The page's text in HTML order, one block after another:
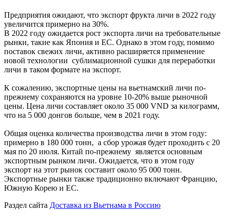
Предприятия ожидают, что экспорт фрукта личи в 2022 году
увеличится примерно на 30%.
В 2022 году ожидается рост экспорта личи на требовательные
рынки, такие как Япония и ЕС. Однако в этом году, помимо
поставок свежих личи, активно расширяется применение
новой технологии сублимационной сушки для переработки
личи в таком формате на экспорт.
К сожалению, экспортные цены на вьетнамский личи по-
прежнему сохраняются на уровне 10-20% выше рыночной
цены. Цена личи составляет около 35 000 VND за килограмм,
что на 5 000 донгов больше, чем в 2021 году.
Общая оценка количества производства личи в этом году:
примерно в 180 000 тонн, а сбор урожая будет проходить с 20
мая по 20 июля. Китай по-прежнему является основным
экспортным рынком личи. Ожидается, что в этом году
экспорт на этот рынок составит около 95 000 тонн.
Экспортные рынки также традиционно включают Францию,
Южную Корею и ЕС.
Раздел сайта Доставка из Вьетнама в Россию